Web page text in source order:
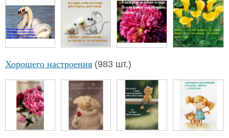
Хорошего настроения (983 шт.)